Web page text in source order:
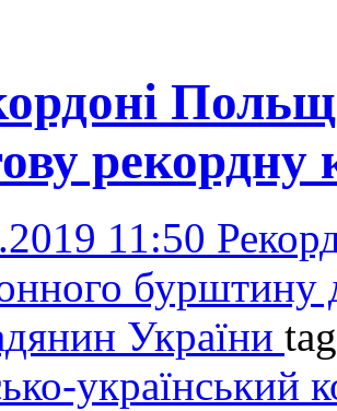
11:50
бурштину
України
український